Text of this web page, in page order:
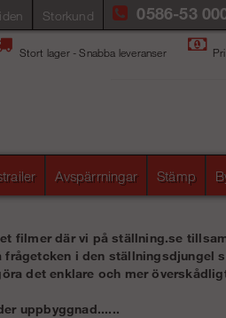
Storkund 0586-53
Stort lager - Snabba leveranser
Avspärrningar Stämp
filmer där vi på ställning.se
frågetcken i den ställningsdjungel
det enklare och mer
uppbyggnad......